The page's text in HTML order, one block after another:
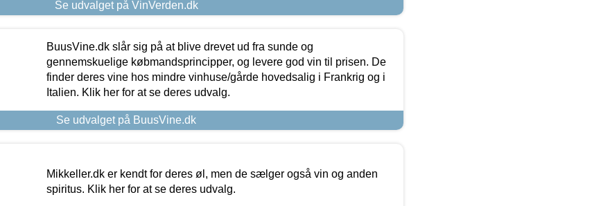
Se udvalget på VinVerden.dk
BuusVine.dk slår sig på at blive drevet ud fra sunde og
gennemskuelige købmandsprincipper, og levere god vin til prisen. De
finder deres vine hos mindre vinhuse/gårde hovedsalig i Frankrig og i
Italien. Klik her for at se deres udvalg.
Se udvalget på BuusVine.dk
Mikkeller.dk er kendt for deres øl, men de sælger også vin og anden
spiritus. Klik her for at se deres udvalg.